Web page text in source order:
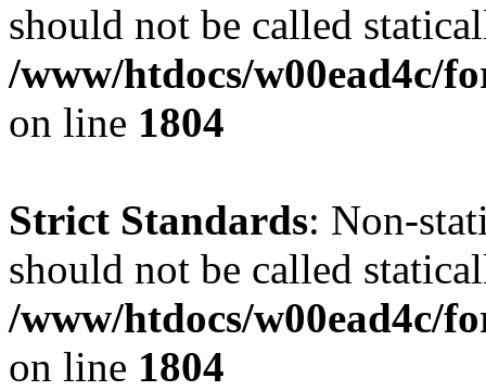
should not be called
/www/htdocs/w00ead4c/
on line 1804
Strict Standards: Non-
should not be called
/www/htdocs/w00ead4c/
on line 1804